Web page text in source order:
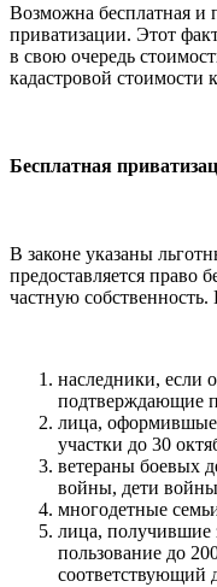
Возможна бесплатная
приватизации. Этот
в свою очередь
кадастровой стоимости
Бесплатная
В законе указаны
предоставляется право
частную
наследники, если
подтверждающие
лица, оформившые
участки до 30
ветераны боевых
войны, дети
многодетные
лица, получившие
пользование до
соответствующий